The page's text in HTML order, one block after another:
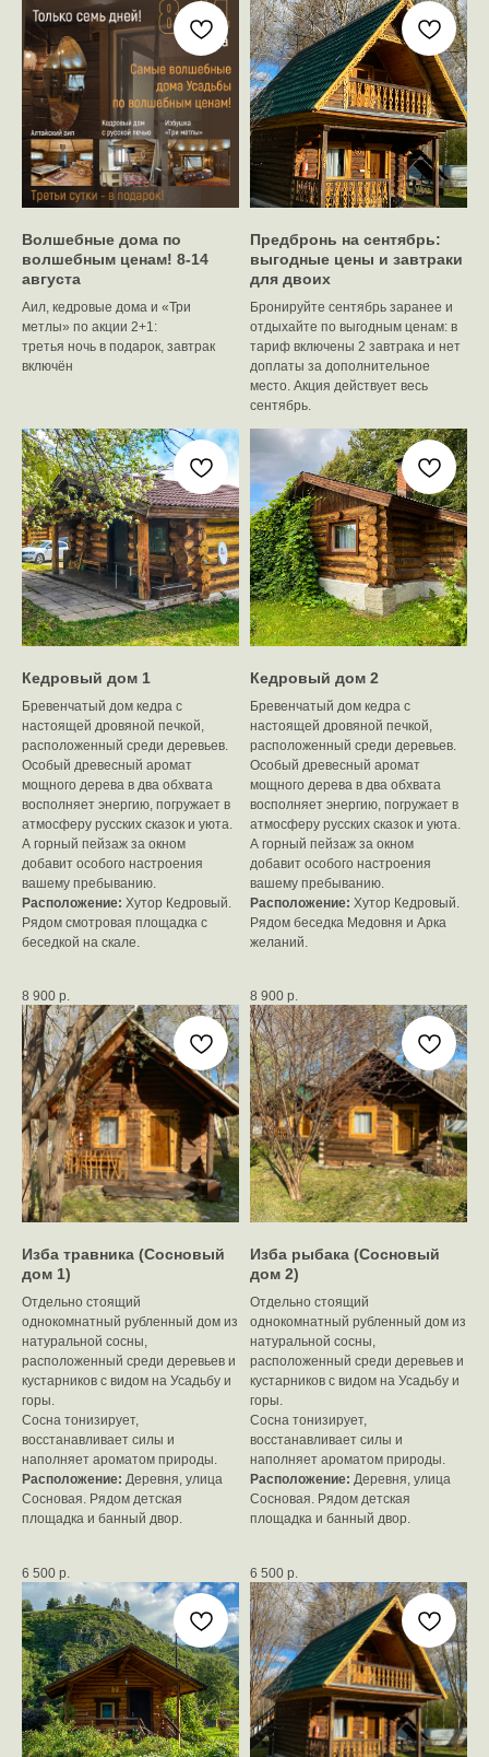
Волшебные дома по
волшебным ценам! 8-14
августа
Аил, кедровые дома и «Три
метлы» по акции 2+1:
третья ночь в подарок, завтрак
включён
Предбронь на сентябрь:
выгодные цены и завтраки
для двоих
Бронируйте сентябрь заранее и
отдыхайте по выгодным ценам: в
тариф включены 2 завтрака и нет
доплаты за дополнительное
место. Акция действует весь
сентябрь.
Кедровый дом 1
Бревенчатый дом кедра с
настоящей дровяной печкой,
расположенный среди деревьев.
Особый древесный аромат
мощного дерева в два обхвата
восполняет энергию, погружает в
атмосферу русских сказок и уюта.
А горный пейзаж за окном
добавит особого настроения
вашему пребыванию.
Расположение: Хутор Кедровый.
Рядом смотровая площадка с
беседкой на скале.
8 900 р.
Кедровый дом 2
Бревенчатый дом кедра с
настоящей дровяной печкой,
расположенный среди деревьев.
Особый древесный аромат
мощного дерева в два обхвата
восполняет энергию, погружает в
атмосферу русских сказок и уюта.
А горный пейзаж за окном
добавит особого настроения
вашему пребыванию.
Расположение: Хутор Кедровый.
Рядом беседка Медовня и Арка
желаний.
8 900 р.
Изба травника (Сосновый
дом 1)
Отдельно стоящий
однокомнатный рубленный дом из
натуральной сосны,
расположенный среди деревьев и
кустарников с видом на Усадьбу и
горы.
Сосна тонизирует,
восстанавливает силы и
наполняет ароматом природы.
Расположение: Деревня, улица
Сосновая. Рядом детская
площадка и банный двор.
6 500 р.
Изба рыбака (Сосновый
дом 2)
Отдельно стоящий
однокомнатный рубленный дом из
натуральной сосны,
расположенный среди деревьев и
кустарников с видом на Усадьбу и
горы.
Сосна тонизирует,
восстанавливает силы и
наполняет ароматом природы.
Расположение: Деревня, улица
Сосновая. Рядом детская
площадка и банный двор.
6 500 р.